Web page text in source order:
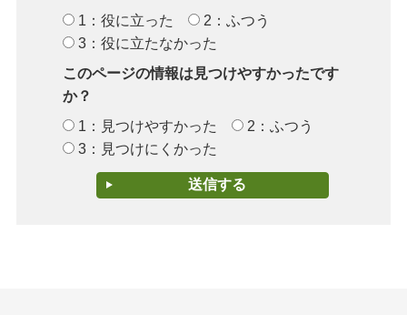
1：役に立った
2：ふつう
3：役に立たなかった
このページの情報は見つけやすかったです
か？
1：見つけやすかった
2：ふつう
3：見つけにくかった